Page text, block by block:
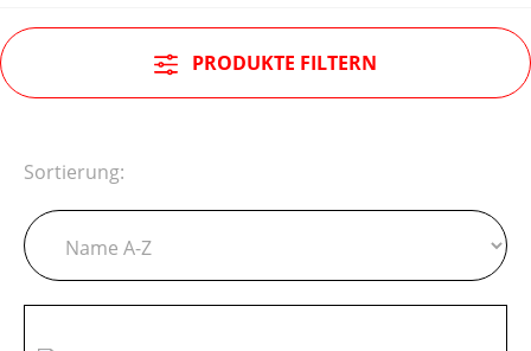
PRODUKTE FILTERN
Sortierung: